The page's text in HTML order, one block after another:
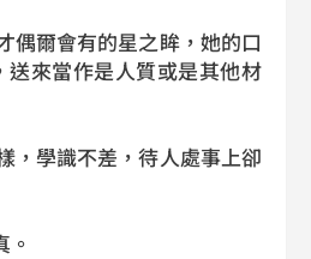
偶爾會有的星之眸，她的口
來當作是人質或是其他材
，學識不差，待人處事上卻